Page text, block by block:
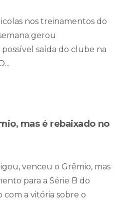
nos treinamentos do
gerou
saída do clube na
mas é rebaixado no
venceu o Grêmio, mas
para a Série B do
com a vitória sobre o